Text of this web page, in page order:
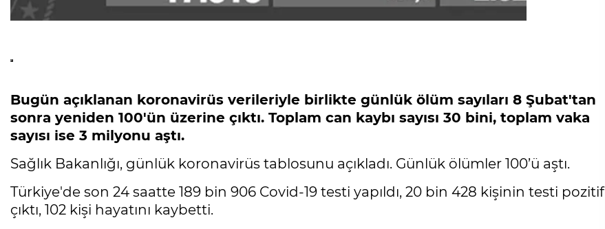
Bugün açıklanan koronavirüs verileriyle birlikte günlük ölüm sayıları 8 Şubat'tan
sonra yeniden 100'ün üzerine çıktı. Toplam can kaybı sayısı 30 bini, toplam vaka
sayısı ise 3 milyonu aştı.
Sağlık Bakanlığı, günlük koronavirüs tablosunu açıkladı. Günlük ölümler 100’ü aştı.
Türkiye'de son 24 saatte 189 bin 906 Covid-19 testi yapıldı, 20 bin 428 kişinin testi pozitif
çıktı, 102 kişi hayatını kaybetti.